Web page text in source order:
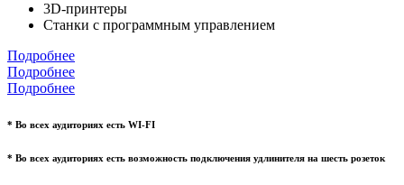
3D-принтеры
Станки с программным управлением
Подробнее
Подробнее
Подробнее
* Во всех аудиториях есть WI-FI
* Во всех аудиториях есть возможность подключения удлинителя на шесть розеток